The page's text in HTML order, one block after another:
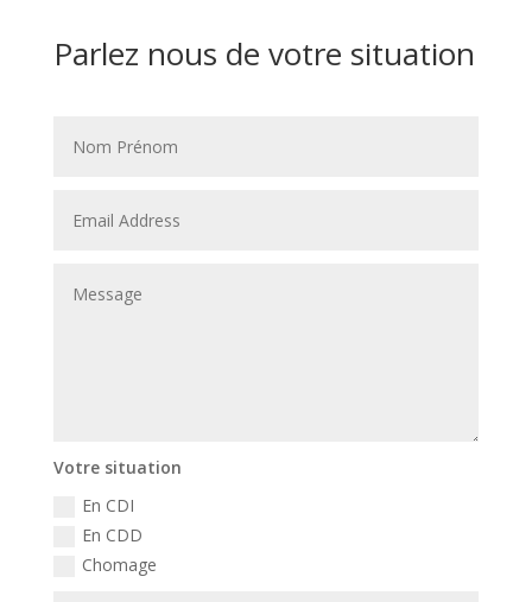
Parlez nous de votre situation
Votre situation
En CDI
En CDD
Chomage